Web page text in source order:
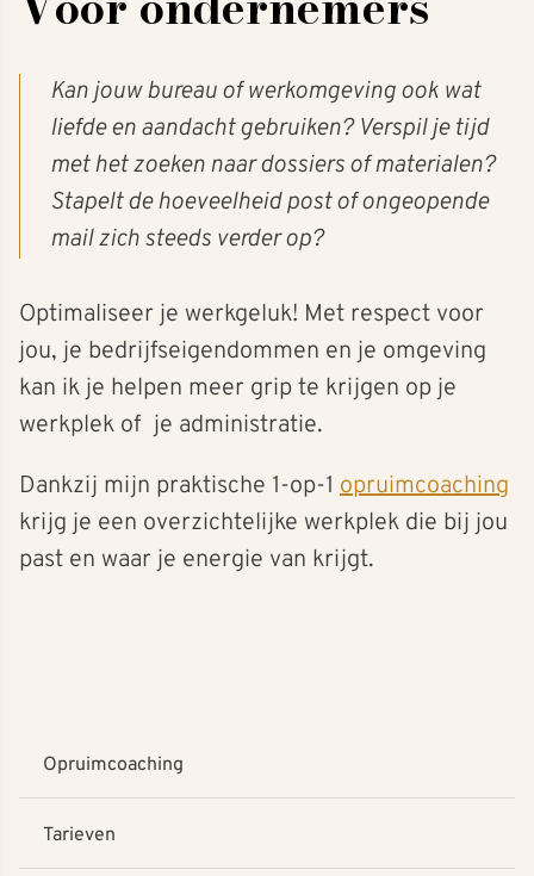
Kan jouw bureau of werkomgeving ook wat
liefde en aandacht gebruiken? Verspil je tijd
met het zoeken naar dossiers of materialen?
Stapelt de hoeveelheid post of ongeopende
mail zich steeds verder op?
Optimaliseer je werkgeluk! Met respect voor
jou, je bedrijfseigendommen en je omgeving
kan ik je helpen meer grip te krijgen op je
werkplek of je administratie.
Dankzij mijn praktische 1-op-1 opruimcoaching
krijg je een overzichtelijke werkplek die bij jou
past en waar je energie van krijgt.
Opruimcoaching
Tarieven